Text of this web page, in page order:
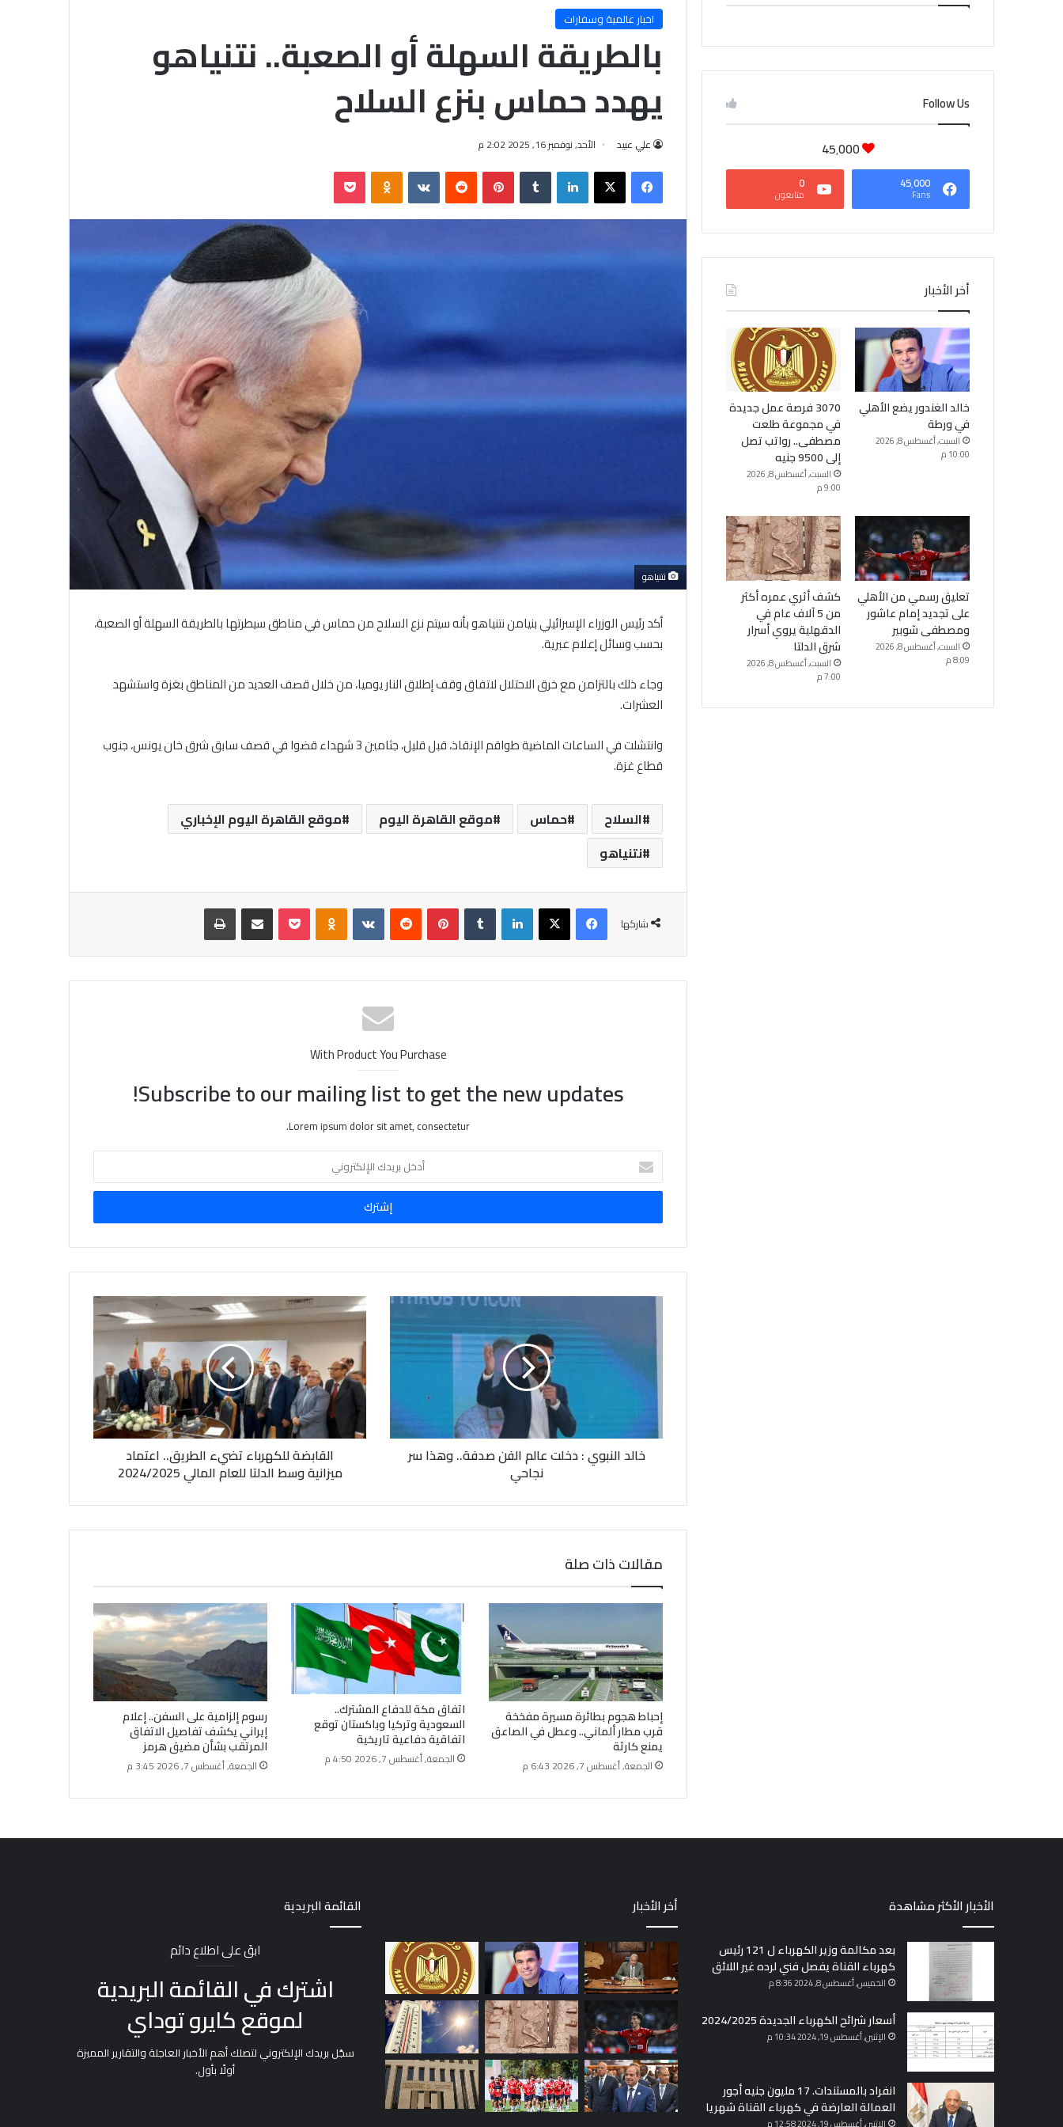
اخبار عالمية وسفارات
بالطريقة السهلة أو الصعبة.. نتنياهو
يهدد حماس بنزع السلاح
علي عبيد الأحد, نوفمبر 16, 2025 2:02 م
فيسبوك لينكدإن بينتيريست
نتنياهو
أكد رئيس الوزراء الإسرائيلي بنيامن نتنياهو بأنه سيتم نزع السلاح من حماس في مناطق سيطرتها بالطريقة السهلة أو الصعبة،
بحسب وسائل إعلام عبرية.
وجاء ذلك بالتزامن مع خرق الاحتلال لاتفاق وقف إطلاق النار يوميا، من خلال قصف العديد من المناطق بغزة واستشهد
العشرات.
وانتشلت في الساعات الماضية طواقم الإنقاذ، قبل قليل، جثامين 3 شهداء قضوا في قصف سابق شرق خان يونس، جنوب
قطاع غزة.
السلاح حماس موقع القاهرة اليوم
موقع القاهرة اليوم الإخباري
نتنياهو
شاركها
فيسبوك لينكدإن بينتيريست بوكيت
With Product You Purchase
Subscribe to our mailing list to get the new updates!
Lorem ipsum dolor sit amet, consectetur.
خ
ب
د
و
ن
خالد النبوي : دخلت عالم الفن صدفة.. وهذا سر
نجاحي
​القابضة للكهرباء تضيء الطريق.. اعتماد
ميزانية وسط الدلتا للعام المالي 2024/2025
مقالات ذات صلة
إحباط هجوم بطائرة مسيرة مفخخة
قرب مطار ألماني.. وعطل في الصاعق
يمنع كارثة
الجمعة, أغسطس 7, 2026 6:43 م
اتفاق مكة للدفاع المشترك..
السعودية وتركيا وباكستان توقع
اتفاقية دفاعية تاريخية
الجمعة, أغسطس 7, 2026 4:50 م
رسوم إلزامية على السفن.. إعلام
إيراني يكشف تفاصيل الاتفاق
المرتقب بشأن مضيق هرمز
الجمعة, أغسطس 7, 2026 3:45 م
Follow Us
45٬000
45٬000
Fans
0
متابعون
أخر الأخبار
خالد الغندور يضع الأهلي
في ورطة
السبت, أغسطس 8, 2026
10:00 م
3070 فرصة عمل جديدة
في مجموعة طلعت
مصطفى.. رواتب تصل
إلى 9500 جنيه
السبت, أغسطس 8, 2026
9:00 م
تعليق رسمي من الأهلي
على تجديد إمام عاشور
ومصطفى شوبير
السبت, أغسطس 8, 2026
8:09 م
كشف أثري عمره أكثر
من 5 آلاف عام في
الدقهلية يروي أسرار
شرق الدلتا
السبت, أغسطس 8, 2026
7:00 م
الأخبار الأكثر مشاهدة
بعد مكالمة وزير الكهرباء ل 121 رئيس
كهرباء القناة يفصل فني لرده غير اللائق
الخميس, أغسطس 8, 2024 8:36 م
أسعار شرائح الكهرباء الجديدة 2024/2025
الإثنين, أغسطس 19, 2024 10:34 م
انفراد بالمستندات. 17 مليون جنيه أجور
العمالة العارضة في كهرباء القناة شهريا
الإثنين, أغسطس 19, 2024 12:58 م
أخر الأخبار
القائمة البريدية
ابقَ على اطلاع دائم
اشترك في القائمة البريدية
لموقع كايرو توداي
سجّل بريدك الإلكتروني لتصلك أهم الأخبار العاجلة والتقارير المميزة
أولًا بأول.